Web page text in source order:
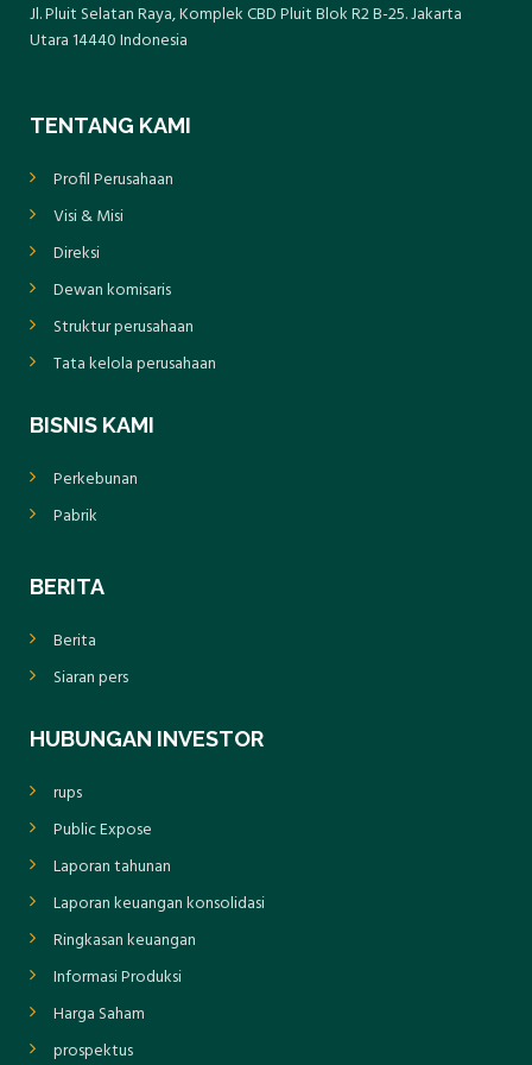
Jl. Pluit Selatan Raya, Komplek CBD Pluit Blok R2 B-25. Jakarta
Utara 14440 Indonesia
TENTANG KAMI
Profil Perusahaan
Visi & Misi
Direksi
Dewan komisaris
Struktur perusahaan
Tata kelola perusahaan
BISNIS KAMI
Perkebunan
Pabrik
BERITA
Berita
Siaran pers
HUBUNGAN INVESTOR
rups
Public Expose
Laporan tahunan
Laporan keuangan konsolidasi
Ringkasan keuangan
Informasi Produksi
Harga Saham
prospektus